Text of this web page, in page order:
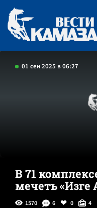
01 сен 2025 в 06:27
В 71
мечеть «Изге
1570 6 0 4